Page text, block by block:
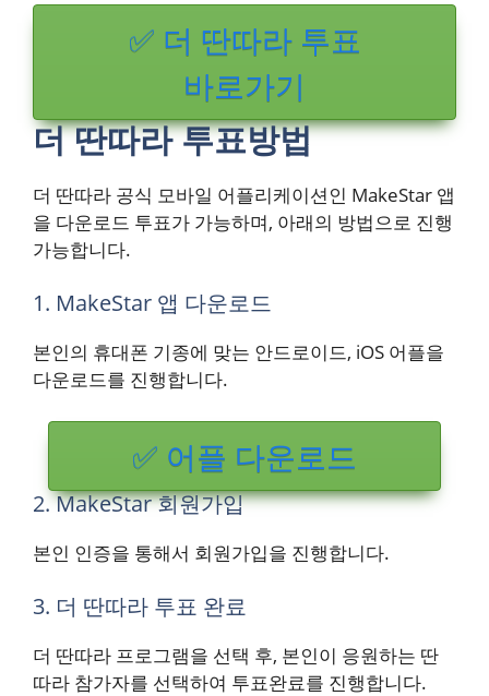
✅ 더 딴따라 투표
바로가기
더 딴따라 투표방법
더 딴따라 공식 모바일 어플리케이션인 MakeStar 앱
을 다운로드 투표가 가능하며, 아래의 방법으로 진행
가능합니다.
1. MakeStar 앱 다운로드
본인의 휴대폰 기종에 맞는 안드로이드, iOS 어플을
다운로드를 진행합니다.
✅ 어플 다운로드
2. MakeStar 회원가입
본인 인증을 통해서 회원가입을 진행합니다.
3. 더 딴따라 투표 완료
더 딴따라 프로그램을 선택 후, 본인이 응원하는 딴
따라 참가자를 선택하여 투표완료를 진행합니다.